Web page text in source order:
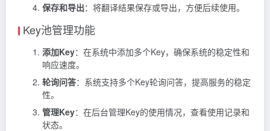
保存和导出：将翻译结果保存或导出，方便后续使用。
Key池管理功能
添加Key：在系统中添加多个Key，确保系统的稳定性和
响应速度。
轮询问答：系统支持多个Key轮询问答，提高服务的稳定
性。
管理Key：在后台管理Key的使用情况，查看使用记录和
状态。